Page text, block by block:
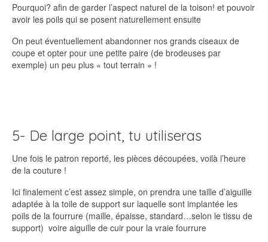
Pourquoi? afin de garder l’aspect naturel de la toison! et pouvoir
avoir les poils qui se posent naturellement ensuite
On peut éventuellement abandonner nos grands ciseaux de
coupe et opter pour une petite paire (de brodeuses par
exemple) un peu plus « tout terrain » !
5- De large point, tu utiliseras
Une fois le patron reporté, les pièces découpées, voilà l’heure
de la couture !
Ici finalement c’est assez simple, on prendra une taille d’aiguille
adaptée à la toile de support sur laquelle sont implantée les
poils de la fourrure (maille, épaisse, standard…selon le tissu de
support) voire aiguille de cuir pour la vraie fourrure